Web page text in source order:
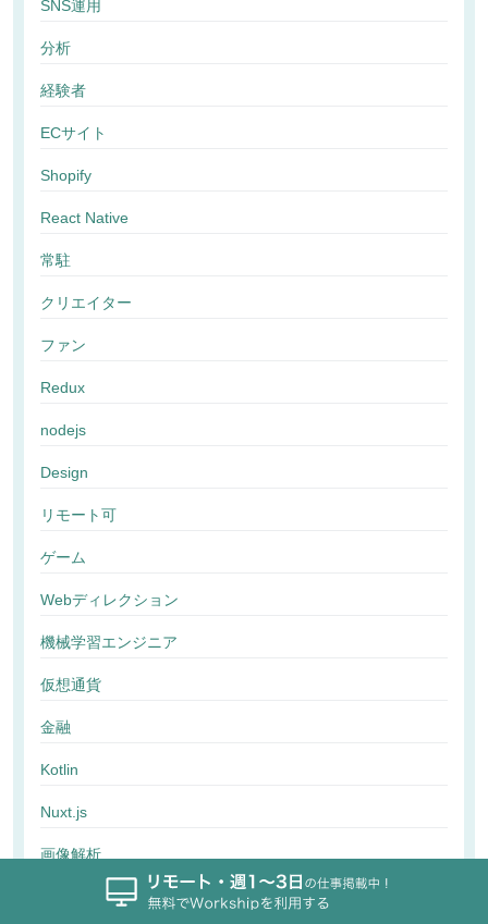
SNS運用
分析
経験者
ECサイト
Shopify
React Native
常駐
クリエイター
ファン
Redux
nodejs
Design
リモート可
ゲーム
Webディレクション
機械学習エンジニア
仮想通貨
金融
Kotlin
Nuxt.js
画像解析